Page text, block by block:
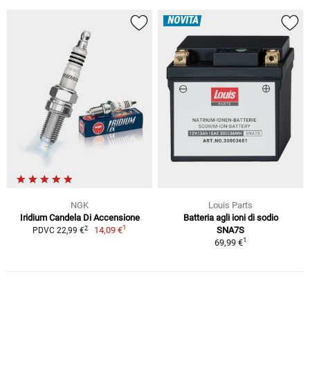
NGK
Iridium Candela Di Accensione
PDVC 22,99 €2 14,09 €1
NOVITÀ
Louis Parts
Batteria agli ioni di sodio
SNA7S
69,99 €1